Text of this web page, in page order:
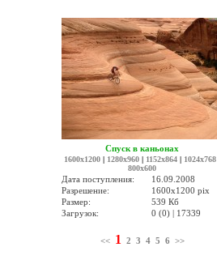
Спуск в каньонах
1600x1200 | 1280x960 | 1152x864 | 1024x768
800x600
Дата поступления:
16.09.2008
Разрешение:
1600x1200 pix
Размер:
539 Кб
Загрузок:
0 (0) | 17339
<< 1 2 3 4 5 6 >>